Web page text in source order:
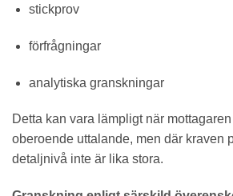
stickprov
förfrågningar
analytiska granskningar
Detta kan vara lämpligt när
oberoende uttalande, men där kraven
detaljnivå inte är lika stora.